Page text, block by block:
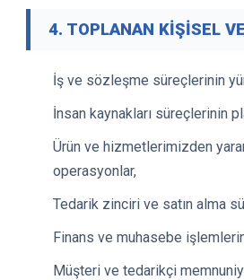
4. TOPLANAN KİŞİSEL
İş ve sözleşme süreçlerinin
İnsan kaynakları süreçlerinin
Ürün ve hizmetlerimizden
operasyonlar,
Tedarik zinciri ve satın alma
Finans ve muhasebe
Müşteri ve tedarikçi